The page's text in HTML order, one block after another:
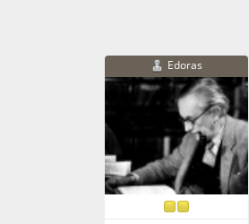
Edoras